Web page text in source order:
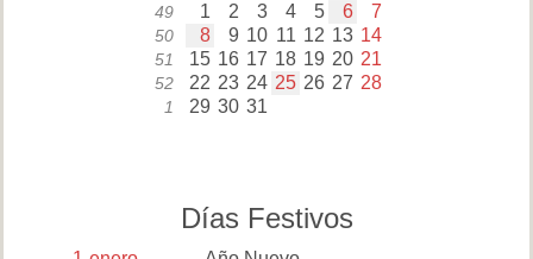
49 1 2 3 4 5 6 7
50 8 9 10 11 12 13 14
51 15 16 17 18 19 20 21
52 22 23 24 25 26 27 28
1 29 30 31
Días Festivos